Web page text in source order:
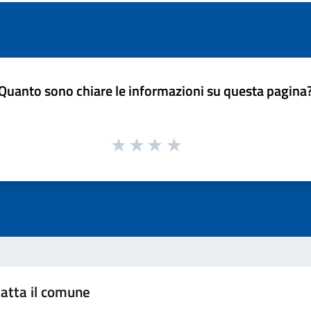
sono chiare le informazioni su questa
il comune